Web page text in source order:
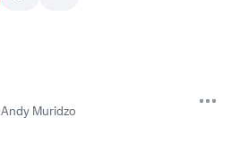
Andy Muridzo